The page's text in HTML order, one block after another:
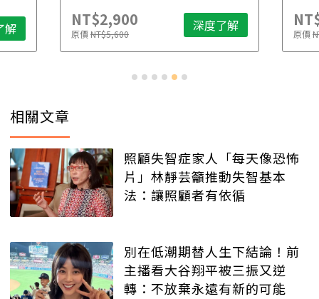
解 NT$2,900
原價NT$5,600 深度了解 原價
相關文章
照顧失智症家人「每天像恐怖
片」林靜芸籲推動失智基本
法：讓照顧者有依循
別在低潮期替人生下結論！前
主播看大谷翔平被三振又逆
轉：不放棄永遠有新的可能